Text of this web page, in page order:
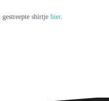
gestreepte shirtje hier.